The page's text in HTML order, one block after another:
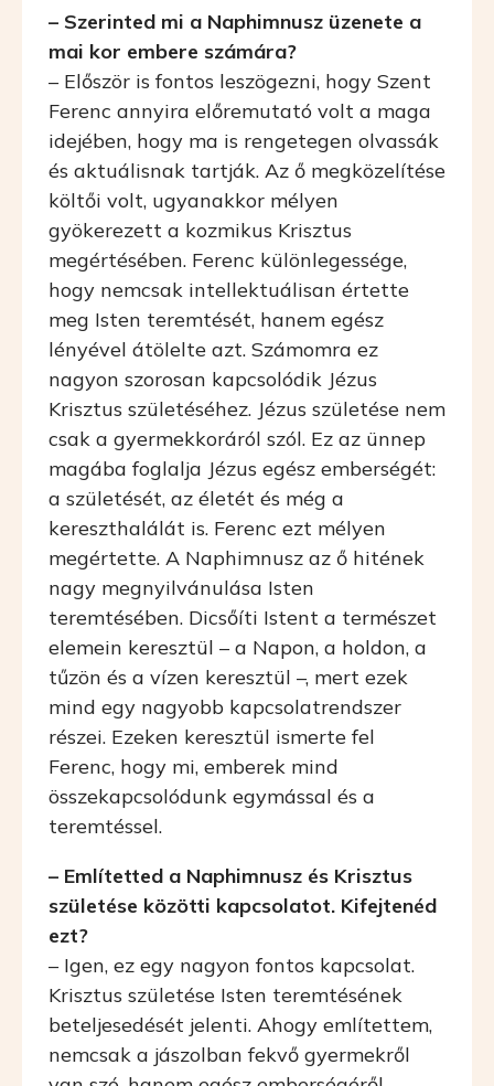
– Szerinted mi a Naphimnusz üzenete a
mai kor embere számára?
– Először is fontos leszögezni, hogy Szent
Ferenc annyira előremutató volt a maga
idejében, hogy ma is rengetegen olvassák
és aktuálisnak tartják. Az ő megközelítése
költői volt, ugyanakkor mélyen
gyökerezett a kozmikus Krisztus
megértésében. Ferenc különlegessége,
hogy nemcsak intellektuálisan értette
meg Isten teremtését, hanem egész
lényével átölelte azt. Számomra ez
nagyon szorosan kapcsolódik Jézus
Krisztus születéséhez. Jézus születése nem
csak a gyermekkoráról szól. Ez az ünnep
magába foglalja Jézus egész emberségét:
a születését, az életét és még a
kereszthalálát is. Ferenc ezt mélyen
megértette. A Naphimnusz az ő hitének
nagy megnyilvánulása Isten
teremtésében. Dicsőíti Istent a természet
elemein keresztül – a Napon, a holdon, a
tűzön és a vízen keresztül –, mert ezek
mind egy nagyobb kapcsolatrendszer
részei. Ezeken keresztül ismerte fel
Ferenc, hogy mi, emberek mind
összekapcsolódunk egymással és a
teremtéssel.
– Említetted a Naphimnusz és Krisztus
születése közötti kapcsolatot. Kifejtenéd
ezt?
– Igen, ez egy nagyon fontos kapcsolat.
Krisztus születése Isten teremtésének
beteljesedését jelenti. Ahogy említettem,
nemcsak a jászolban fekvő gyermekről